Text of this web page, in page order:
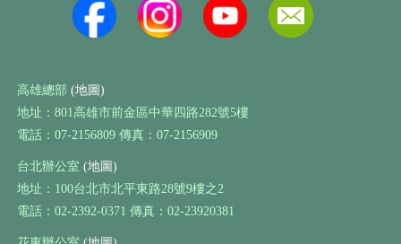
高雄總部 (地圖)
地址：801高雄市前金區中華四路282號5樓
電話：07-2156809 傳真：07-2156909
台北辦公室 (地圖)
地址：100台北市北平東路28號9樓之2
電話：02-2392-0371 傳真：02-23920381